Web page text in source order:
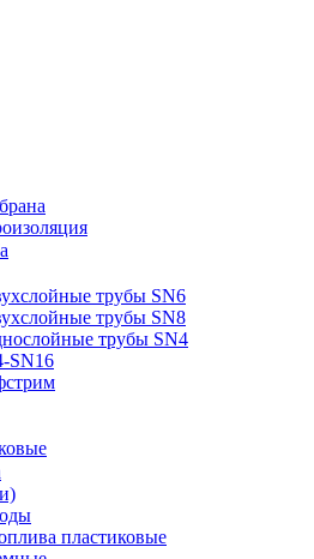
трубы SN6
трубы SN8
трубы SN4
SN16
пластиковые